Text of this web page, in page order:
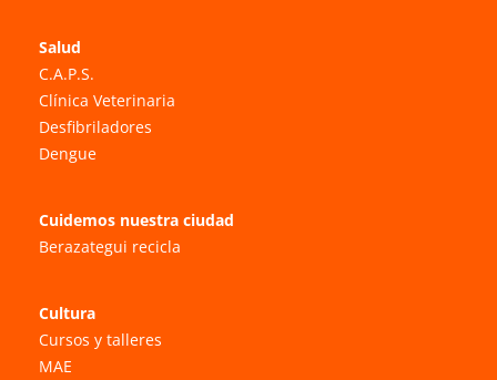
Salud
C.A.P.S.
Clínica Veterinaria
Desfibriladores
Dengue
Cuidemos nuestra ciudad
Berazategui recicla
Cultura
Cursos y talleres
MAE